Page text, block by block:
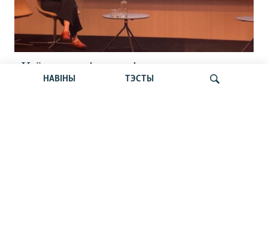
НАВІНЫ ТЭСТЫ
«Усё кепска і вельмі кепска».
Як прайшла дыскусія «Мова, культура,